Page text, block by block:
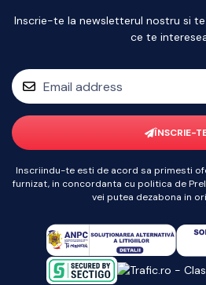
Inscrie-te la newsletterul nostru si
ce te
ÎNSCRIE-
Inscriindu-te esti de acord sa primesti
furnizat, in concordanta cu politica de
vei putea dezabona in